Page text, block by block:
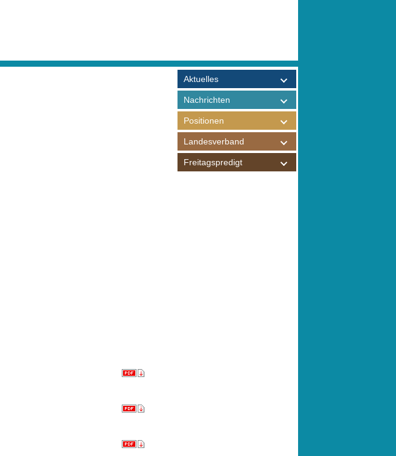
Aktuelles
Nachrichten
Positionen
Landesverband
Freitagspredigt